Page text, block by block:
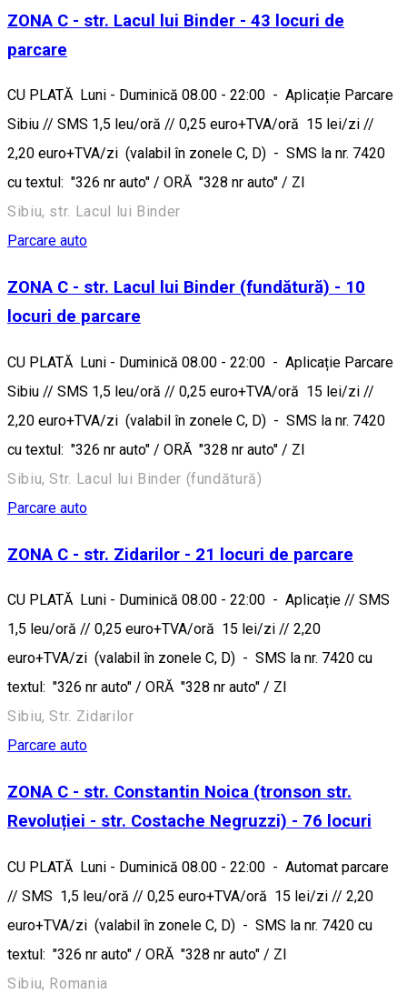
ZONA C - str. Lacul lui Binder - 43 locuri de
parcare
CU PLATĂ Luni - Duminică 08.00 - 22:00 - Aplicație Parcare
Sibiu // SMS 1,5 leu/oră // 0,25 euro+TVA/oră 15 lei/zi //
2,20 euro+TVA/zi (valabil în zonele C, D) - SMS la nr. 7420
cu textul: "326 nr auto" / ORĂ "328 nr auto" / ZI
Sibiu, str. Lacul lui Binder
Parcare auto
ZONA C - str. Lacul lui Binder (fundătură) - 10
locuri de parcare
CU PLATĂ Luni - Duminică 08.00 - 22:00 - Aplicație Parcare
Sibiu // SMS 1,5 leu/oră // 0,25 euro+TVA/oră 15 lei/zi //
2,20 euro+TVA/zi (valabil în zonele C, D) - SMS la nr. 7420
cu textul: "326 nr auto" / ORĂ "328 nr auto" / ZI
Sibiu, Str. Lacul lui Binder (fundătură)
Parcare auto
ZONA C - str. Zidarilor - 21 locuri de parcare
CU PLATĂ Luni - Duminică 08.00 - 22:00 - Aplicație // SMS
1,5 leu/oră // 0,25 euro+TVA/oră 15 lei/zi // 2,20
euro+TVA/zi (valabil în zonele C, D) - SMS la nr. 7420 cu
textul: "326 nr auto" / ORĂ "328 nr auto" / ZI
Sibiu, Str. Zidarilor
Parcare auto
ZONA C - str. Constantin Noica (tronson str.
Revoluției - str. Costache Negruzzi) - 76 locuri
CU PLATĂ Luni - Duminică 08.00 - 22:00 - Automat parcare
// SMS 1,5 leu/oră // 0,25 euro+TVA/oră 15 lei/zi // 2,20
euro+TVA/zi (valabil în zonele C, D) - SMS la nr. 7420 cu
textul: "326 nr auto" / ORĂ "328 nr auto" / ZI
Sibiu, Romania